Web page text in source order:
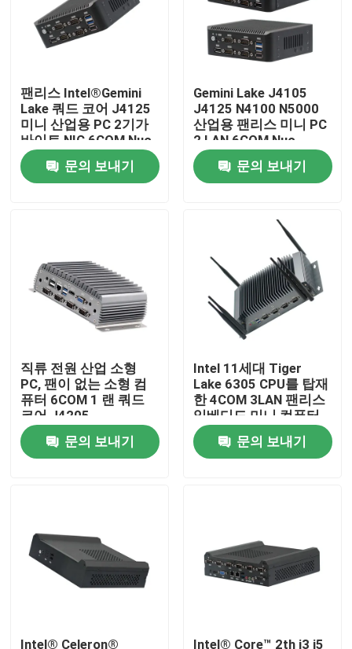
회사 소개
품질 관리
연락처
산업적 미니 pc
산업적 패널 PC
울퉁불퉁한 태블릿 PC
팬리스 Intel®Gemini
Lake 쿼드 코어 J4125
미니 산업용 PC 2기가
바이트 NIC 6COM Nuc
문의 보내기
Gemini Lake J4105
J4125 N4100 N5000
산업용 팬리스 미니 PC
2 LAN 6COM Nuc
문의 보내기
직류 전원 산업 소형
PC, 팬이 없는 소형 컴
퓨터 6COM 1 랜 쿼드
코어 J4205
문의 보내기
Intel 11세대 Tiger
Lake 6305 CPU를 탑재
한 4COM 3LAN 팬리스
임베디드 미니 컴퓨터
문의 보내기
Intel® Celeron® Intel® Core™ 2th i3 i5